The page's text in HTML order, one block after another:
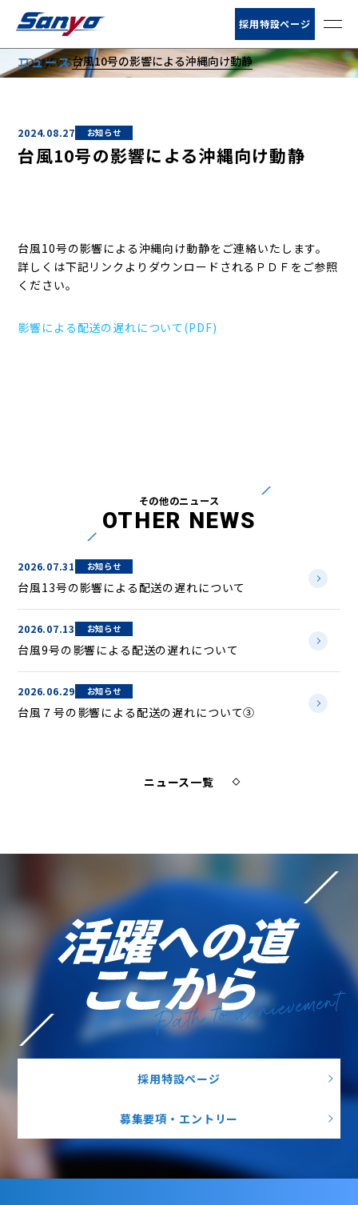
お客様サポート
ニュース
サービス
採用特設ページ
TOPNEWS台風10号の影響による沖縄向け動静
ニュース
NEWS
2024.08.27 お知らせ
台風10号の影響による沖縄向け動静
台風10号の影響による沖縄向け動静をご連絡いたします。
詳しくは下記リンクよりダウンロードされるＰＤＦをご参照
ください。
影響による配送の遅れについて(PDF)
その他のニュース
OTHER NEWS
2026.07.31 お知らせ
台風13号の影響による配送の遅れについて
2026.07.13 お知らせ
台風9号の影響による配送の遅れについて
2026.06.29 お知らせ
台風７号の影響による配送の遅れについて③
ニュース一覧
Path to achievement
採用特設ページ
募集要項・エントリー